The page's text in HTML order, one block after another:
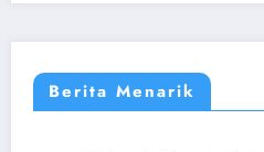
Berita Menarik